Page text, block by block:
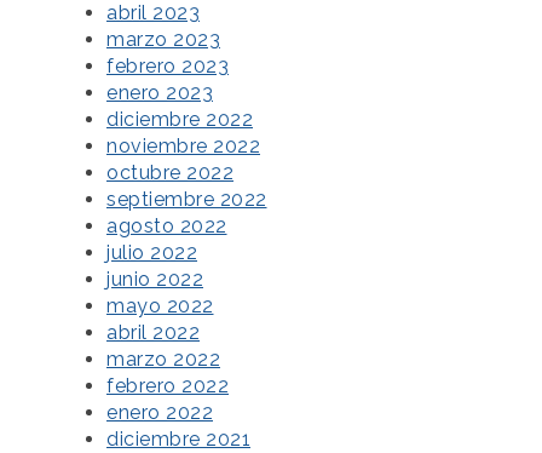
abril 2023
marzo 2023
febrero 2023
enero 2023
diciembre 2022
noviembre 2022
octubre 2022
septiembre 2022
agosto 2022
julio 2022
junio 2022
mayo 2022
abril 2022
marzo 2022
febrero 2022
enero 2022
diciembre 2021